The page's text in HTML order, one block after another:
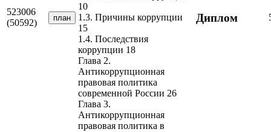
523006
(50592)
план
10
1.3. Причины коррупции
15
1.4. Последствия
коррупции 18
Глава 2.
Антикоррупционная
правовая политика
современной России 26
Глава 3.
Антикоррупционная
правовая политика в
Диплом